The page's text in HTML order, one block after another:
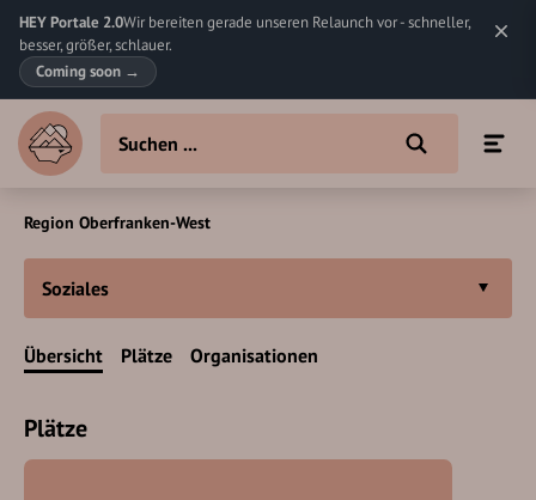
HEY Portale 2.0Wir bereiten gerade unseren Relaunch vor - schneller,
besser, größer, schlauer.
Coming soon →
Region Oberfranken-West
Soziales
Übersicht Plätze Organisationen
Plätze